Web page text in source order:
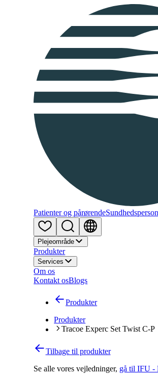
Patienter og pårørende
Plejeområde
Produkter
Services
Om os
Kontakt osBlogs
Produkter
Produkter
Tracoe Experc Set Twist C-P
Tilbage til produkter
Se alle vores vejledninger, gå til IFU -